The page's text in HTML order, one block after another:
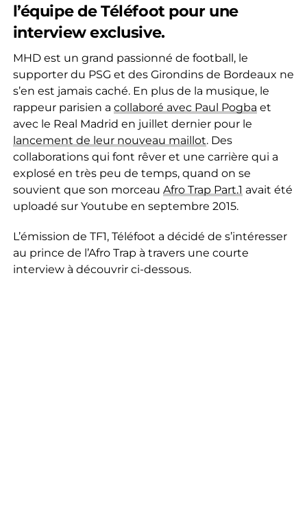
l’équipe de Téléfoot pour une
interview exclusive.
MHD est un grand passionné de football, le
supporter du PSG et des Girondins de Bordeaux ne
s’en est jamais caché. En plus de la musique, le
rappeur parisien a collaboré avec Paul Pogba et
avec le Real Madrid en juillet dernier pour le
lancement de leur nouveau maillot. Des
collaborations qui font rêver et une carrière qui a
explosé en très peu de temps, quand on se
souvient que son morceau Afro Trap Part.1 avait été
uploadé sur Youtube en septembre 2015.
L’émission de TF1, Téléfoot a décidé de s’intéresser
au prince de l’Afro Trap à travers une courte
interview à découvrir ci-dessous.